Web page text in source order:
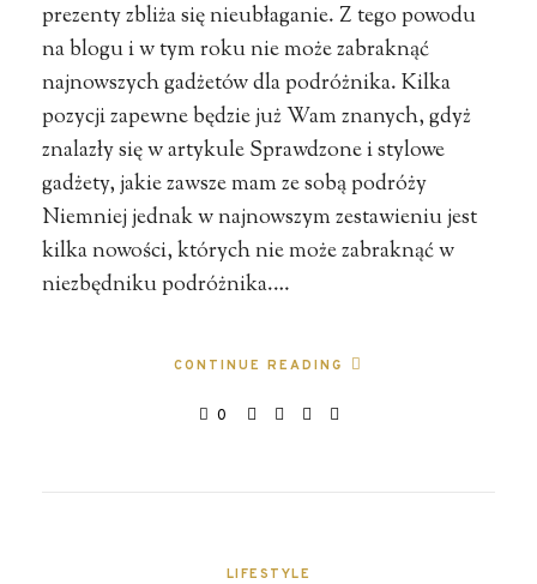
prezenty zbliża się nieubłaganie. Z tego powodu
na blogu i w tym roku nie może zabraknąć
najnowszych gadżetów dla podróżnika. Kilka
pozycji zapewne będzie już Wam znanych, gdyż
znalazły się w artykule Sprawdzone i stylowe
gadżety, jakie zawsze mam ze sobą podróży
Niemniej jednak w najnowszym zestawieniu jest
kilka nowości, których nie może zabraknąć w
niezbędniku podróżnika.…
CONTINUE READING
0
LIFESTYLE